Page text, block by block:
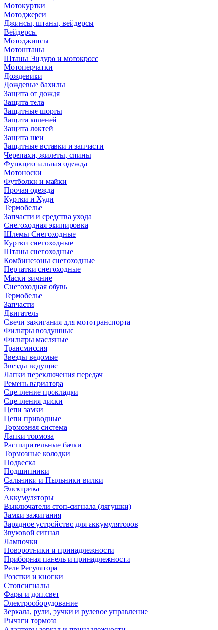
Мотокуртки
Мотоджерси
Джинсы, штаны, вейдерсы
Вейдерсы
Мотоджинсы
Мотоштаны
Штаны Эндуро и мотокросс
Мотоперчатки
Дождевики
Дождевые бахилы
Защита от дождя
Защита тела
Защитные шорты
Защита коленей
Защита локтей
Защита шеи
Защитные вставки и запчасти
Черепахи, жилеты, спины
Функциональная одежда
Мотоноски
Футболки и майки
Прочая одежда
Куртки и Худи
Термобелье
Запчасти и средства ухода
Снегоходная экипировка
Шлемы Снегоходные
Куртки снегоходные
Штаны снегоходные
Комбинезоны снегоходные
Перчатки снегоходные
Маски зимние
Снегоходная обувь
Термобелье
Запчасти
Двигатель
Свечи зажигания для мототранспорта
Фильтры воздушные
Фильтры масляные
Трансмиссия
Звезды ведомые
Звезды ведущие
Лапки переключения передач
Ремень вариатора
Сцепление прокладки
Сцепления диски
Цепи замки
Цепи приводные
Тормозная система
Лапки тормоза
Расширительные бачки
Тормозные колодки
Подвеска
Подшипники
Сальники и Пыльники вилки
Электрика
Аккумуляторы
Выключатели стоп-сигнала (лягушки)
Замки зажигания
Зарядное устройство для аккумуляторов
Звуковой сигнал
Лампочки
Поворотники и принадлежности
Приборная панель и принадлежности
Реле Регулятора
Розетки и кнопки
Стопсигналы
Фары и доп.свет
Электрооборудование
Зеркала, рули, ручки и рулевое управление
Рычаги тормоза